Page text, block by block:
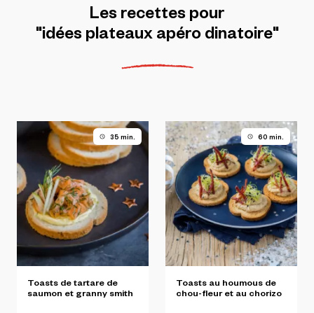
Lesrecettespour
"idées plateaux apéro dinatoire"
35 min.
Toasts detartare de
saumon et granny smith
60 min.
Toasts au houmous de
chou-fleur et au chorizo